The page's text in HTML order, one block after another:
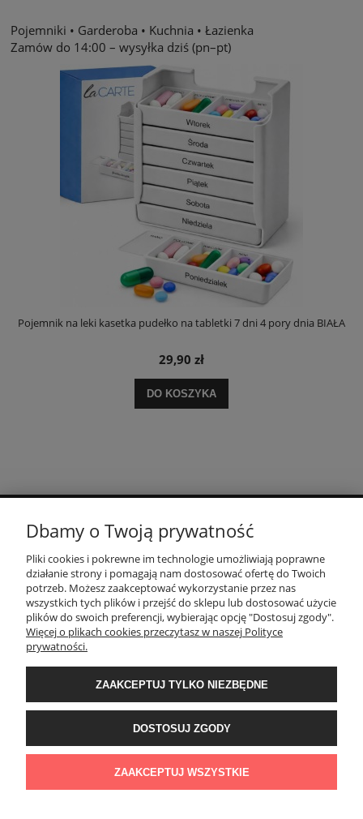
Pojemniki • Garderoba • Kuchnia • Łazienka
Zamów do 14:00 – wysyłka dziś (pn–pt)
Pojemnik na leki kasetka pudełko na tabletki 7 dni 4 pory dnia BIAŁA
29,90 zł
DO KOSZYKA
POMOC
MOJE KONTO
PŁATNOŚCI I DOSTAWA
INFORMACJE
O NAS
Dbamy o Twoją prywatność
Pliki cookies i pokrewne im technologie umożliwiają poprawne
działanie strony i pomagają nam dostosować ofertę do Twoich
potrzeb. Możesz zaakceptować wykorzystanie przez nas
wszystkich tych plików i przejść do sklepu lub dostosować użycie
plików do swoich preferencji, wybierając opcję "Dostosuj zgody".
Więcej o plikach cookies przeczytasz w naszej Polityce
prywatności.
ZAAKCEPTUJ TYLKO NIEZBĘDNE
DOSTOSUJ ZGODY
ZAAKCEPTUJ WSZYSTKIE